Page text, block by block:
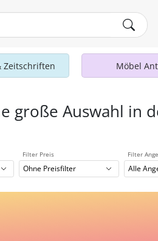
Zeitschriften Möbel
große Auswahl in
Filter Preis
Ohne Preisfilter
Filter
Alle